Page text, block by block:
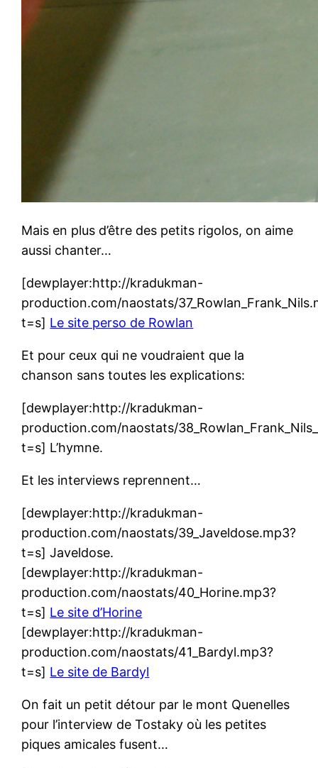
Mais en plus d’être des petits rigolos, on aime
aussi chanter…
[dewplayer:http://kradukman-
production.com/naostats/
t=s] Le site perso de Rowlan
Et pour ceux qui ne voudraient que la
chanson sans toutes les explications:
[dewplayer:http://kradukman-
production.com/naostats/
t=s] L’hymne.
Et les interviews reprennent…
[dewplayer:http://kradukman-
production.com/naostats/39_Javeldose.mp3?
t=s] Javeldose.
[dewplayer:http://kradukman-
production.com/naostats/40_Horine.mp3?
t=s] Le site d’Horine
[dewplayer:http://kradukman-
production.com/naostats/41_Bardyl.mp3?
t=s] Le site de Bardyl
On fait un petit détour par le mont Quenelles
pour l’interview de Tostaky où les petites
piques amicales fusent…